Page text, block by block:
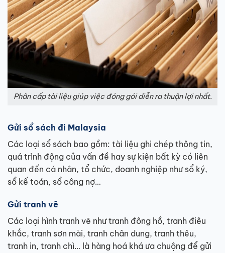
Phân cấp tài liệu giúp việc đóng gói diễn ra thuận lợi nhất.
Gửi sổ sách đi Malaysia
Các loại sổ sách bao gồm: tài liệu ghi chép thông tin,
quá trình động của vấn đề hay sự kiện bất kỳ có liên
quan đến cá nhân, tổ chức, doanh nghiệp như sổ ký,
sổ kế toán, sổ công nợ…
Gửi tranh vẽ
Các loại hình tranh vẽ như tranh đông hồ, tranh điêu
khắc, tranh sơn mài, tranh chân dung, tranh thêu,
tranh in, tranh chì… là hàng hoá khá ưa chuộng để gửi